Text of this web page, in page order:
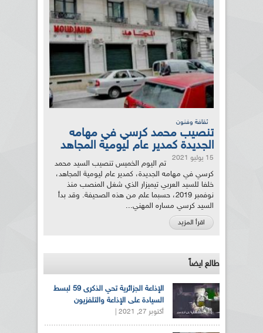
ثقافة وفنون
تنصيب محمد كرسي في مهامه
الجديدة كمدير عام ليومية المجاهد
15 يوليو 2021
تم اليوم الخميس تنصيب السيد محمد
كرسي في مهامه الجديدة، كمدير عام ليومية المجاهد،
خلفا للسيد العربي تيميزار الذي شغل المنصب منذ
نوفمبر 2019، حسبما علم من هذه الصحيفة. وقد بدأ
السيد كرسي مساره المهني...
اقرأ المزيد
طالع ايضاً
الإذاعة الجزائرية تحي الذكرى 59 لبسط
السيادة على الإذاعة والتلفزيون
أكتوبر 27, 2021 |